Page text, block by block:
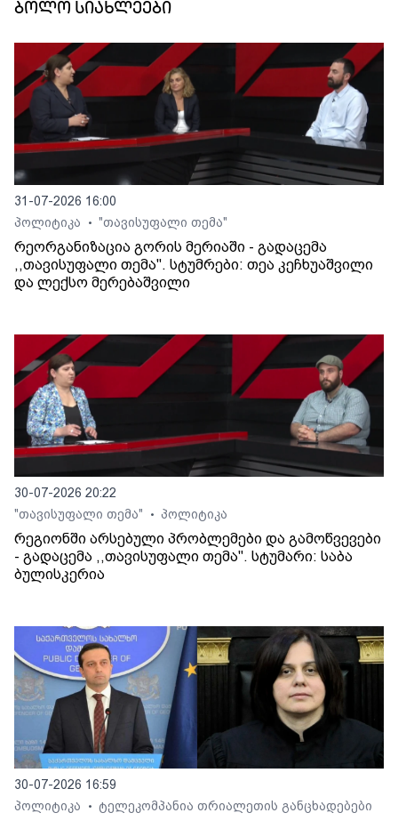
ბოლო სიახლეები
31-07-2026 16:00
პოლიტიკა
• "თავისუფალი თემა"
რეორგანიზაცია გორის მერიაში - გადაცემა
,,თავისუფალი თემა". სტუმრები: თეა კეჩხუაშვილი
და ლექსო მერებაშვილი
30-07-2026 20:22
"თავისუფალი თემა"
• პოლიტიკა
რეგიონში არსებული პრობლემები და გამოწვევები
- გადაცემა ,,თავისუფალი თემა". სტუმარი: საბა
ბულისკერია
30-07-2026 16:59
პოლიტიკა
• ტელეკომპანია თრიალეთის განცხადებები